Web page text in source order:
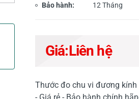
Bảo hành: 12 Tháng
Giá:Liên hệ
Thước đo chu vi đương kính